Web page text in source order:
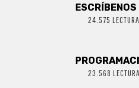
ESCRÍBENOS
24.575
23.568